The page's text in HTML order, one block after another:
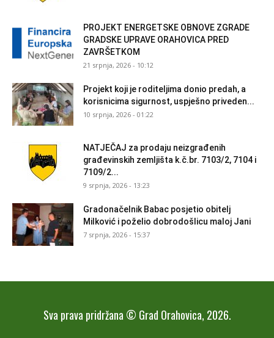
PROJEKT ENERGETSKE OBNOVE ZGRADE
GRADSKE UPRAVE ORAHOVICA PRED
ZAVRŠETKOM
21 srpnja, 2026 - 10:12
Projekt koji je roditeljima donio predah, a
korisnicima sigurnost, uspješno priveden...
10 srpnja, 2026 - 01:22
NATJEČAJ za prodaju neizgrađenih
građevinskih zemljišta k.č.br. 7103/2, 7104 i
7109/2...
9 srpnja, 2026 - 13:23
Gradonačelnik Babac posjetio obitelj
Milković i poželio dobrodošlicu maloj Jani
7 srpnja, 2026 - 15:37
Sva prava pridržana © Grad Orahovica, 2026.